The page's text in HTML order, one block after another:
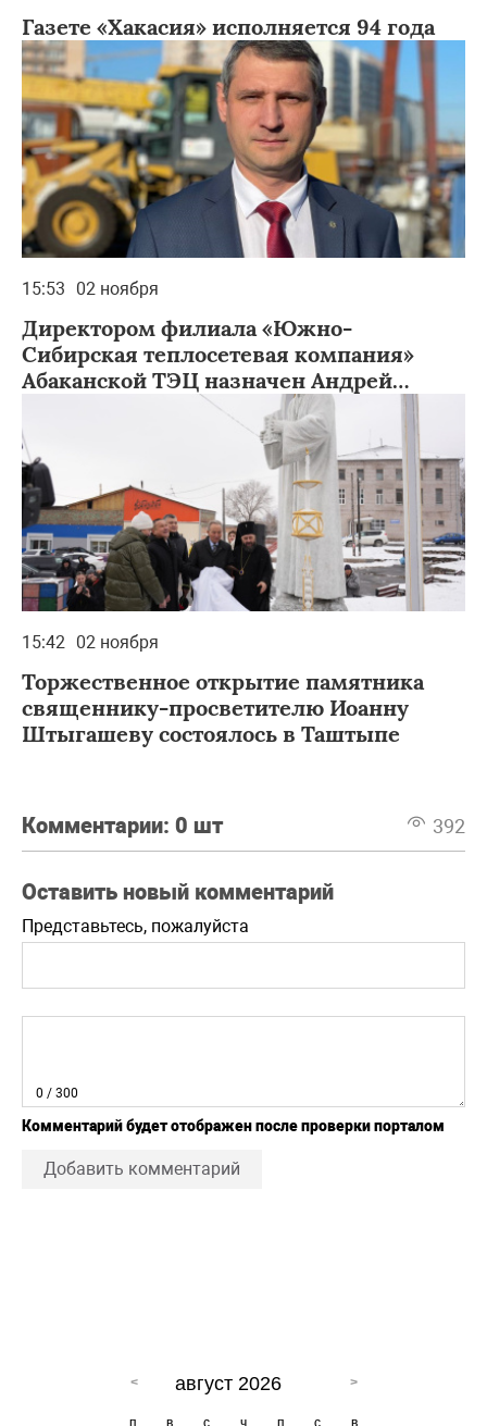
Газете «Хакасия» исполняется 94 года
15:53 02 ноября
Директором филиала «Южно-
Сибирская теплосетевая компания»
Абаканской ТЭЦ назначен Андрей
15:42 02 ноября
Торжественное открытие памятника
священнику-просветителю Иоанну
Штыгашеву состоялось в Таштыпе
Комментарии: 0 шт 392
Оставить новый комментарий
Представьтесь, пожалуйста
0 / 300
Комментарий будет отображен после проверки порталом
Добавить комментарий
август 2026
п в с ч п с в